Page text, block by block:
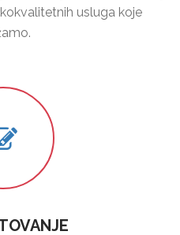
usluga koje